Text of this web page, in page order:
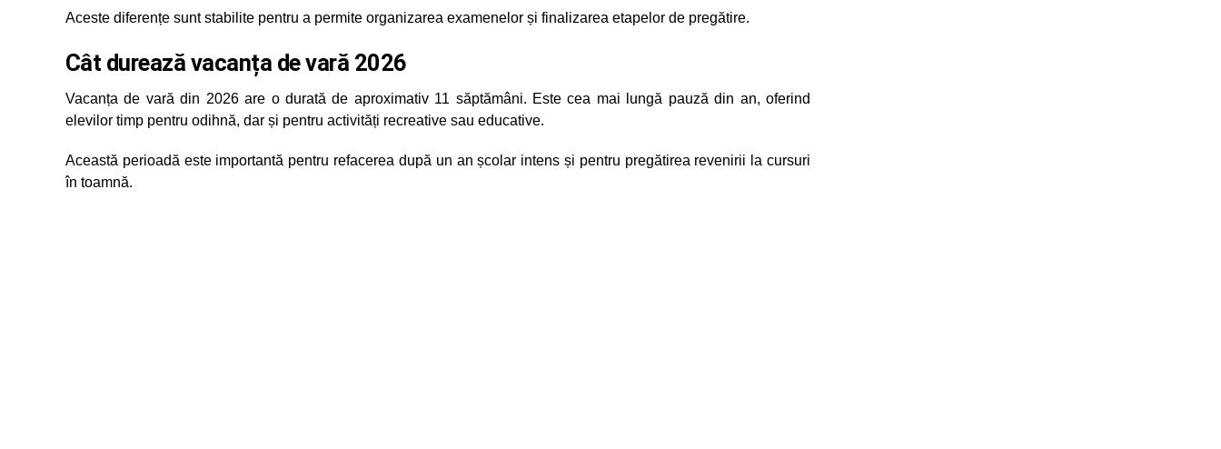
Aceste diferențe sunt stabilite pentru a permite organizarea examenelor și finalizarea etapelor de pregătire.
Cât durează vacanța de vară 2026
Vacanța de vară din 2026 are o durată de aproximativ 11 săptămâni. Este cea mai lungă pauză din an, oferind
elevilor timp pentru odihnă, dar și pentru activități recreative sau educative.
Această perioadă este importantă pentru refacerea după un an școlar intens și pentru pregătirea revenirii la cursuri
în toamnă.